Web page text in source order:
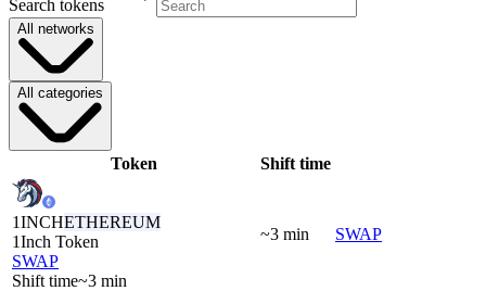
Search tokens
All networks
All categories
Token Shift time
1INCHETHEREUM
1Inch Token
SWAP
Shift time~3 min
~3 min SWAP